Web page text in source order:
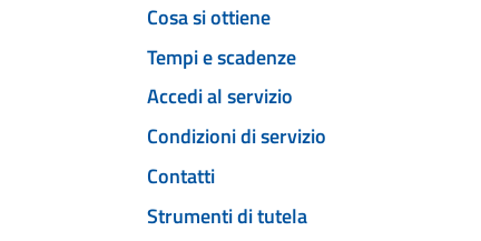
Cosa si ottiene
Tempi e scadenze
Accedi al servizio
Condizioni di servizio
Contatti
Strumenti di tutela